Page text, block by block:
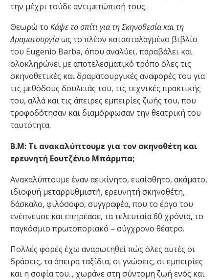
την μέχρι τούδε αντιμετώπισή τους.
Θεωρώ το Κάψε το σπίτι για τη Σκηνοθεσία και τη
Δραματουργίαως το πλέον κατασταλαγμένο βιβλίο
του Eugenio Barba, όπου αναλύει, παραβάλει και
ολοκληρώνει με αποτελεσματικό τρόπο όλες τις
σκηνοθετικές και δραματουργικές αναφορές του για
τις μεθόδους δουλειάς του, τις τεχνικές πρακτικής
του, αλλά και τις άπειρες εμπειρίες ζωής του, που
τροφοδότησαν και διαμόρφωσαν την θεατρική του
ταυτότητα.
Β.Μ: Τι ανακαλύπτουμε για τον σκηνοθέτη και
ερευνητή Εουτζένιο Μπάρμπα;
Ανακαλύπτουμε έναν αεικίνητο, ευαίσθητο, ακάματο,
ιδιοφυή μεταρρυθμιστή, ερευνητή σκηνοθέτη,
δάσκαλο, φιλόσοφο, συγγραφέα, που το έργο του
ενέπνευσε και επηρέασε, τα τελευταία 60 χρόνια, το
παγκόσμιο πρωτοποριακό – σύγχρονο θέατρο.
Πολλές φορές έχω αναρωτηθεί πώς όλες αυτές οι
δράσεις, τα άπειρα ταξίδια, οι γνώσεις, οι εμπειρίες
και η σοφία του.., χωράνε στη σύντομη ζωή ενός και